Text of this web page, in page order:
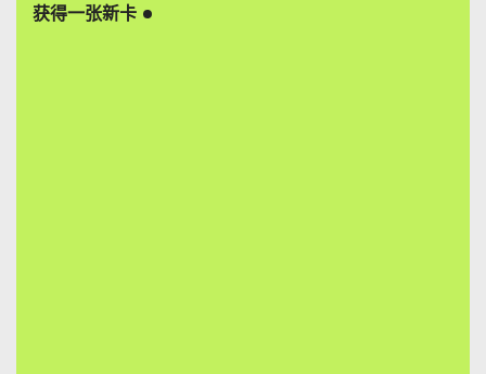
获得一张新卡